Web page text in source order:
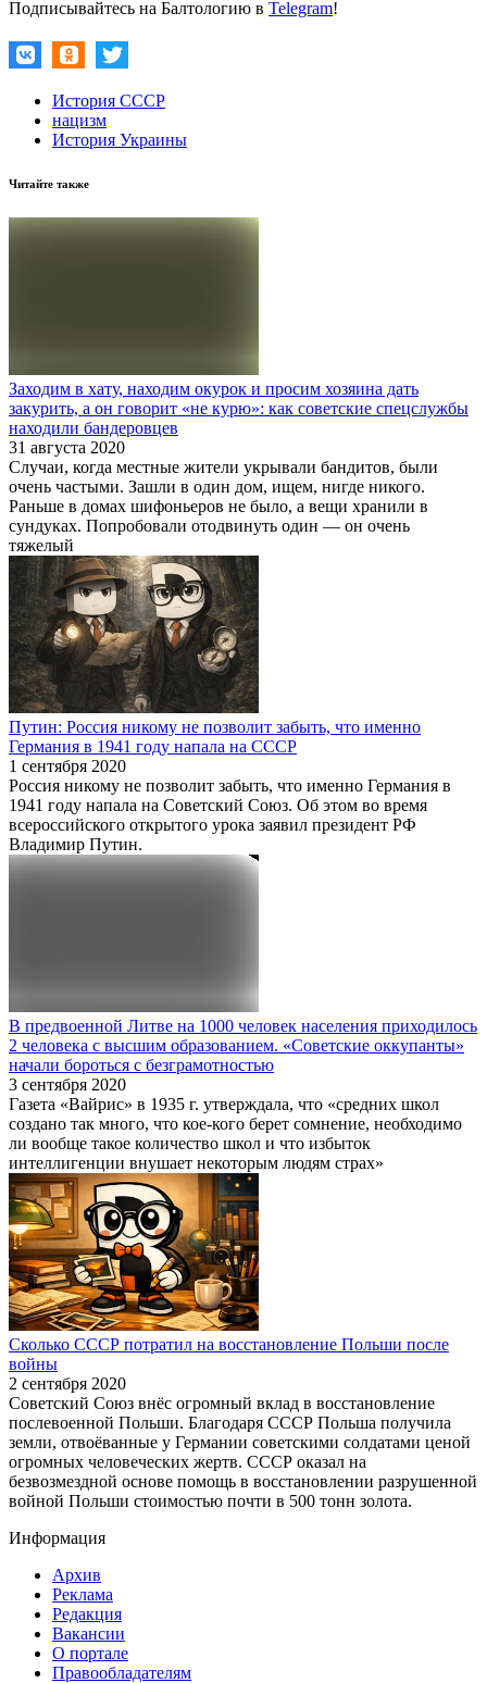
Подписывайтесь на Балтологию в Telegram!
История СССР
нацизм
История Украины
Читайте также
Заходим в хату, находим окурок и просим хозяина дать
закурить, а он говорит «не курю»: как советские спецслужбы
находили бандеровцев
31 августа 2020
Случаи, когда местные жители укрывали бандитов, были
очень частыми. Зашли в один дом, ищем, нигде никого.
Раньше в домах шифоньеров не было, а вещи хранили в
сундуках. Попробовали отодвинуть один — он очень
тяжелый
Путин: Россия никому не позволит забыть, что именно
Германия в 1941 году напала на СССР
1 сентября 2020
Россия никому не позволит забыть, что именно Германия в
1941 году напала на Советский Союз. Об этом во время
всероссийского открытого урока заявил президент РФ
Владимир Путин.
В предвоенной Литве на 1000 человек населения приходилось
2 человека с высшим образованием. «Советские оккупанты»
начали бороться с безграмотностью
3 сентября 2020
Газета «Вайрис» в 1935 г. утверждала, что «средних школ
создано так много, что кое-кого берет сомнение, необходимо
ли вообще такое количество школ и что избыток
интеллигенции внушает некоторым людям страх»
Сколько СССР потратил на восстановление Польши после
войны
2 сентября 2020
Советский Союз внёс огромный вклад в восстановление
послевоенной Польши. Благодаря СССР Польша получила
земли, отвоёванные у Германии советскими солдатами ценой
огромных человеческих жертв. СССР оказал на
безвозмездной основе помощь в восстановлении разрушенной
войной Польши стоимостью почти в 500 тонн золота.
Информация
Архив
Реклама
Редакция
Вакансии
О портале
Правообладателям